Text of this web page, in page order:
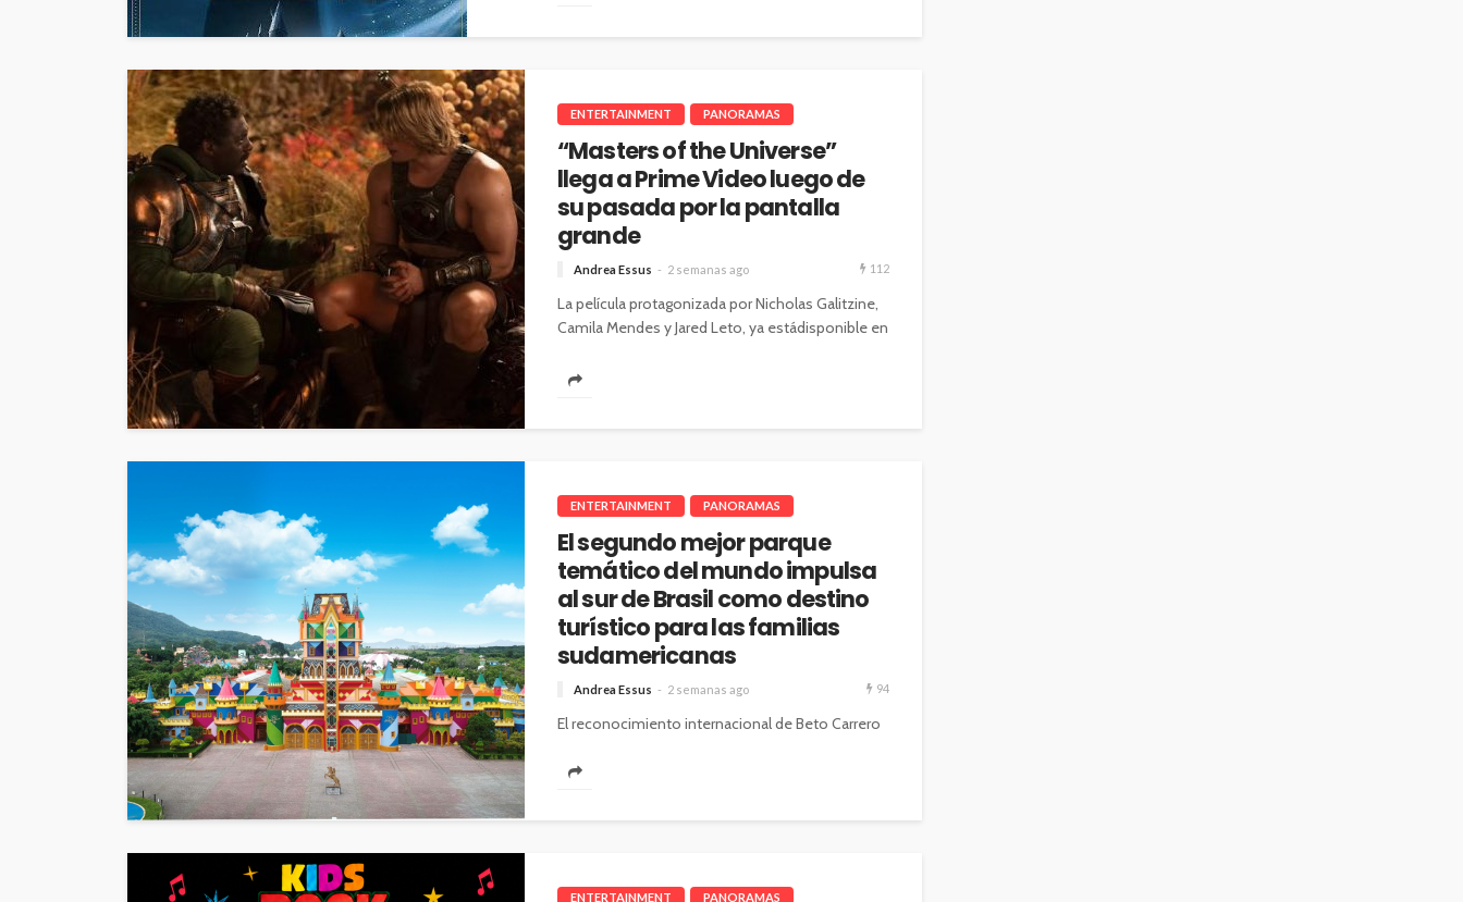
ENTERTAINMENT PANORAMAS
“Masters of the Universe”
llega a Prime Video luego de
su pasada por la pantalla
grande
Andrea Essus 2 semanas ago 112
La película protagonizada por Nicholas Galitzine,
Camila Mendes y Jared Leto, ya estádisponible en
ENTERTAINMENT PANORAMAS
El segundo mejor parque
temático del mundo impulsa
al sur de Brasil como destino
turístico para las familias
sudamericanas
Andrea Essus 2 semanas ago 94
El reconocimiento internacional de Beto Carrero
diversidad de atractivos consolidan a Santa
ENTERTAINMENT PANORAMAS